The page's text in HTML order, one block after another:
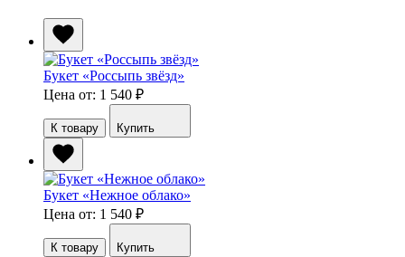
Букет «Россыпь звёзд»
Цена от: 1 540 ₽
К товару Купить
Букет «Нежное облако»
Цена от: 1 540 ₽
К товару Купить